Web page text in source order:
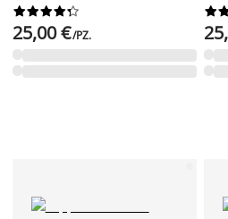






25,00 €/PZ.

